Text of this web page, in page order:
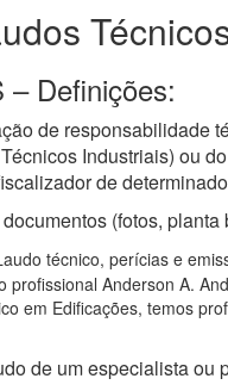
– Definições:
de responsabilidade
Industriais) ou
de
(fotos, planta
técnico, perícias e
Anderson A.
em Edificações, temos
de um especialista ou